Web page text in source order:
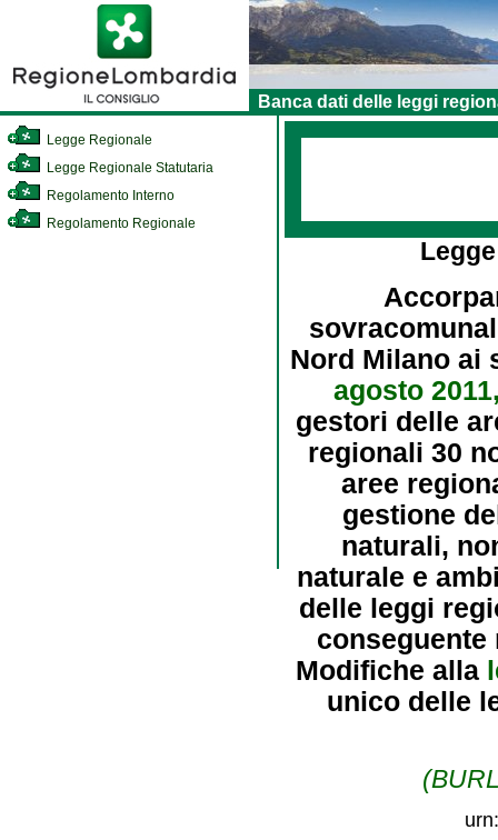
Banca dati delle leggi
Legge Regionale
Legge Regionale Statutaria
Regolamento Interno
Regolamento Regionale
Nord Milano ai
agosto
gestori delle
regionali 30
aree
gestione
naturali,
naturale e
delle leggi
Modifiche alla
unico delle